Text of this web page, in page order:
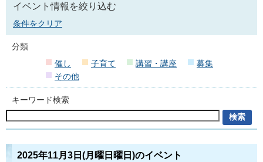
イベント情報を絞り込む
条件をクリア
分類
催し
子育て 講習・講座
募集
その他
キーワード検索
2025年11月3日(月曜日曜日)のイベント